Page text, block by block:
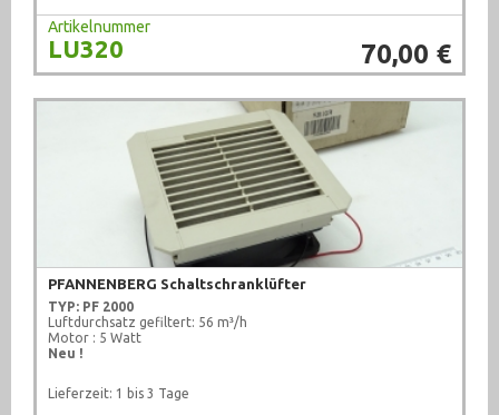
Artikelnummer
LU320 70,00 €
PFANNENBERG Schaltschranklüfter
TYP: PF 2000
Luftdurchsatz gefiltert: 56 m³/h
Motor : 5 Watt
Neu !
Lieferzeit: 1 bis 3 Tage